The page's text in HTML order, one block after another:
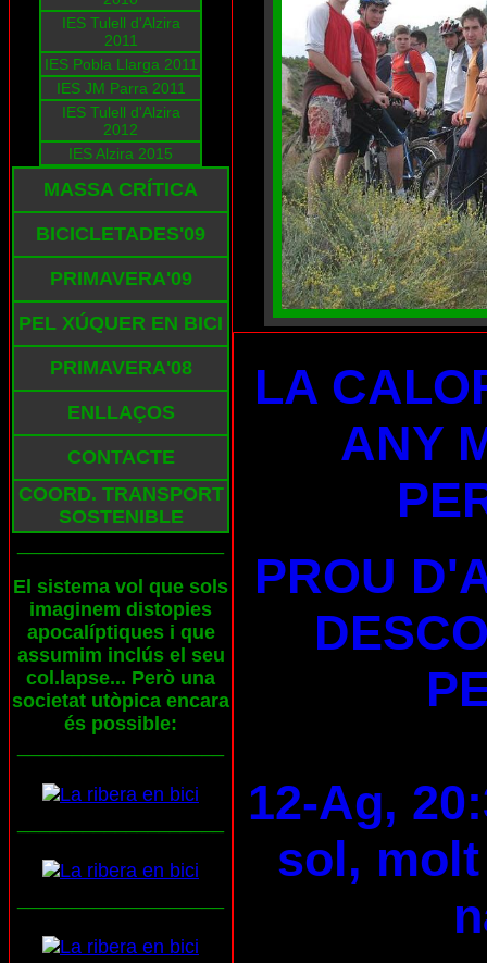
IES Tulell d'Alzira
2011
IES Pobla Llarga 2011
IES JM Parra 2011
IES Tulell d'Alzira
2012
IES Alzira 2015
MASSA CRÍTICA
BICICLETADES'09
PRIMAVERA'09
PEL XÚQUER EN BICI
PRIMAVERA'08
ENLLAÇOS
CONTACTE
COORD. TRANSPORT
SOSTENIBLE
El sistema vol que sols
imaginem distopies
apocalíptiques i que
assumim inclús el seu
col.lapse... Però una
societat utòpica encara
és possible:
LA
ANY
PROU
12-Ag,
sol,